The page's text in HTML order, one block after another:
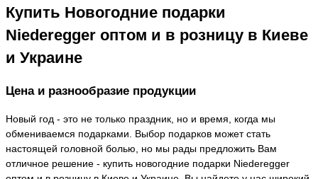
Купить Новогодние подарки
Niederegger оптом и в розницу в Киеве
и Украине
Цена и разнообразие продукции
Новый год - это не только праздник, но и время, когда мы
обмениваемся подарками. Выбор подарков может стать
настоящей головной болью, но мы рады предложить Вам
отличное решение - купить новогодние подарки Niederegger